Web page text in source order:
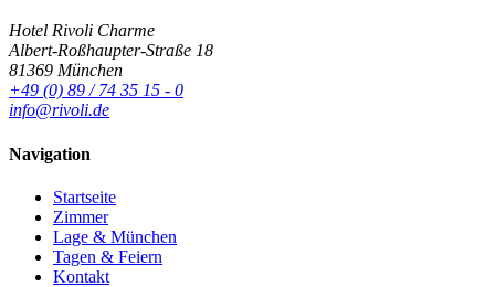
Hotel Rivoli Charme
Albert-Roßhaupter-Straße 18
81369 München
+49 (0) 89 / 74 35 15 - 0
info@rivoli.de
Navigation
Startseite
Zimmer
Lage & München
Tagen & Feiern
Kontakt